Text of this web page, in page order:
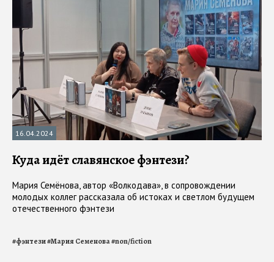
16.04.2024
Куда идёт славянское фэнтези?
Мария Семёнова, автор «Волкодава», в сопровождении
молодых коллег рассказала об истоках и светлом будущем
отечественного фэнтези
#фэнтези#Мария Семенова#non/fiction